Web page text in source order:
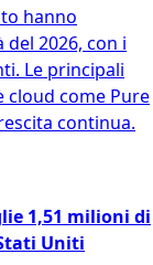
hanno
2026, con i
Le principali
come Pure
continua.
1,51 milioni di
Uniti